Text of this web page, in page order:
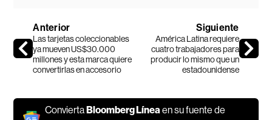
Anterior
Las tarjetas coleccionables
ya mueven US$30.000
millones y esta marca quiere
convertirlas en accesorio
Siguiente
América Latina requiere
cuatro trabajadores para
producir lo mismo que un
estadounidense
Convierta Bloomberg Líneaen su fuente de